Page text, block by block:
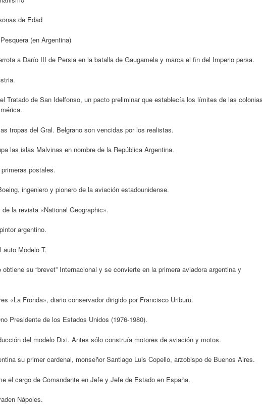
de Edad
(en Argentina)
a Darío III de Persia en la batalla de Gaugamela y marca el fin del Imperio persa.
Tratado de San Idelfonso, un pacto preliminar que establecía los límites de las
tropas del Gral. Belgrano son vencidas por los realistas.
las islas Malvinas en nombre de la República Argentina.
postales.
ingeniero y pionero de la aviación estadounidense.
la revista «National Geographic».
argentino.
auto Modelo T.
su “brevet” Internacional y se convierte en la primera aviadora argentina y
«La Fronda», diario conservador dirigido por Francisco Uriburu.
Presidente de los Estados Unidos (1976-1980).
del modelo Dixi. Antes sólo construía motores de aviación y motos.
su primer cardenal, monseñor Santiago Luis Copello, arzobispo de Buenos Aires.
el cargo de Comandante en Jefe y Jefe de Estado en España.
Nápoles.